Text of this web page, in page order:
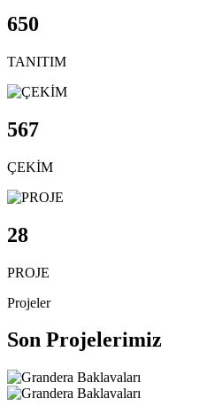
650
TANITIM
567
ÇEKİM
28
PROJE
Projeler
Son Projelerimiz